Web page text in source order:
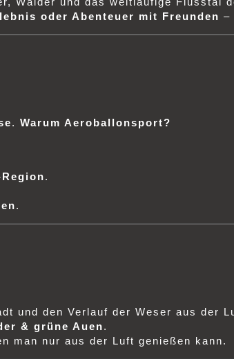
oder Abenteuer mit Freunden –
. Warum Aeroballonsport?
.
.
und den Verlauf der Weser aus der
& grüne Auen.
man nur aus der Luft genießen kann.